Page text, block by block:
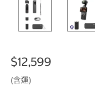
$12,599
(含運)